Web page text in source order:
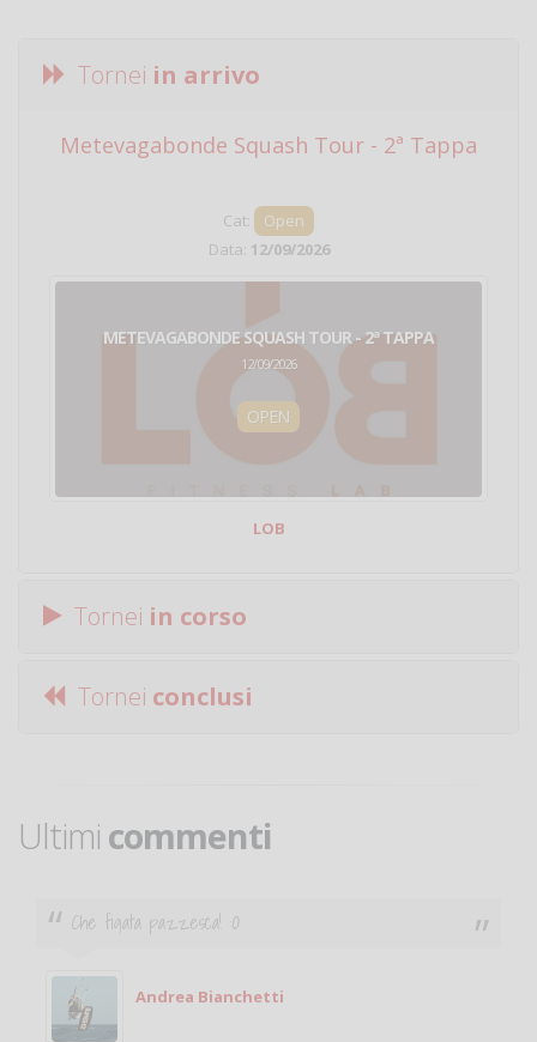
Tornei in arrivo
Metevagabonde Squash Tour - 2ª Tappa
Cat:
Open
Data: 12/09/2026
METEVAGABONDE SQUASH TOUR - 2ª TAPPA
12/09/2026
OPEN
LOB
Tornei in corso
Tornei conclusi
Ultimi commenti
Ciao. Sono a Treviglio da poco e vorrei tornare a
giocare. Se sei in zona e puoi giocare fammi sapere.
Michele